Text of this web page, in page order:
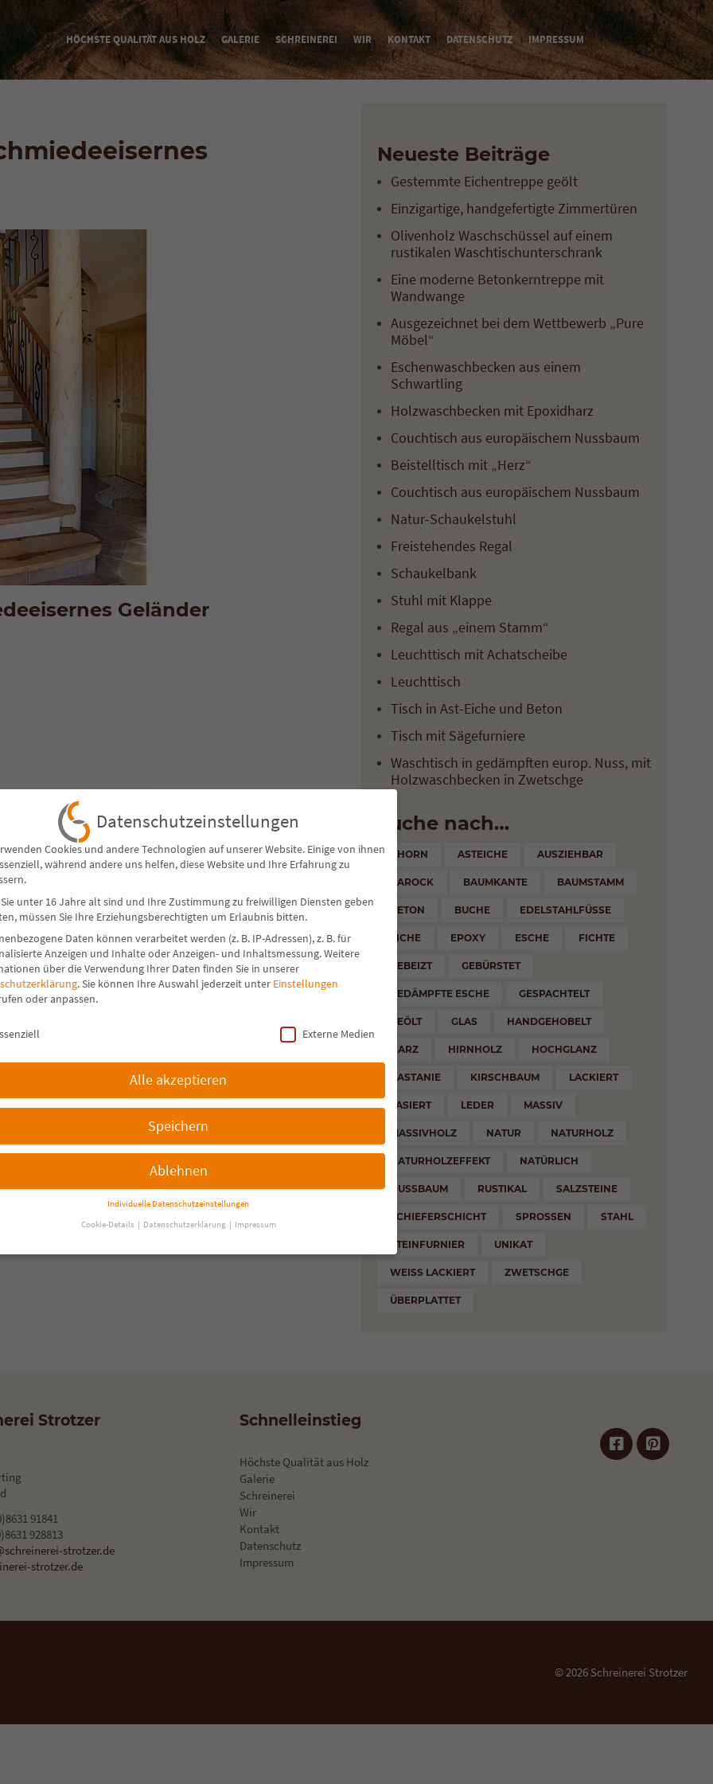
HÖCHSTE QUALITÄT AUS HOLZ GALERIE SCHREINEREI WIR KONTAKT DATENSCHUTZ IMPRESSUM
Geländer
Neueste Beiträge
Gestemmte Eichentreppe geölt
Einzigartige, handgefertigte Zimmertüren
Olivenholz Waschschüssel auf einem
rustikalen Waschtischunterschrank
Eine moderne Betonkerntreppe mit
Wandwange
Ausgezeichnet bei dem Wettbewerb „Pure
Möbel“
Eschenwaschbecken aus einem
Schwartling
Holzwaschbecken mit Epoxidharz
Couchtisch aus europäischem Nussbaum
Beistelltisch mit „Herz“
Couchtisch aus europäischem Nussbaum
Natur-Schaukelstuhl
Freistehendes Regal
Schaukelbank
Stuhl mit Klappe
Regal aus „einem Stamm“
Leuchttisch mit Achatscheibe
Leuchttisch
Tisch in Ast-Eiche und Beton
Tisch mit Sägefurniere
Waschtisch in gedämpften europ. Nuss, mit
Holzwaschbecken in Zwetschge
Suche nach…
AHORN ASTEICHE AUSZIEHBAR
BAROCK BAUMKANTE BAUMSTAMM
BETON BUCHE EDELSTAHLFÜSSE
EICHE EPOXY ESCHE FICHTE
GEBEIZT GEBÜRSTET
GEDÄMPFTE ESCHE GESPACHTELT
GEÖLT GLAS HANDGEHOBELT
HARZ HIRNHOLZ HOCHGLANZ
KASTANIE KIRSCHBAUM LACKIERT
LASIERT LEDER MASSIV
MASSIVHOLZ NATUR NATURHOLZ
NATURHOLZEFFEKT NATÜRLICH
NUSSBAUM RUSTIKAL SALZSTEINE
SCHIEFERSCHICHT SPROSSEN STAHL
STEINFURNIER UNIKAT
WEISS LACKIERT ZWETSCHGE
ÜBERPLATTET
Strotzer
91841
928813
strotzer.de
strotzer.de
Schnelleinstieg
Höchste Qualität aus Holz
Galerie
Schreinerei
Wir
Kontakt
Datenschutz
Impressum
© 2026 Schreinerei Strotzer
Datenschutzeinstellungen
Cookies und andere Technologien auf unserer Website. Einige von ihnen
während andere uns helfen, diese Website und Ihre Erfahrung zu
unter 16 Jahre alt sind und Ihre Zustimmung zu freiwilligen Diensten geben
müssen Sie Ihre Erziehungsberechtigten um Erlaubnis bitten.
Daten können verarbeitet werden (z. B. IP-Adressen), z. B. für
Anzeigen und Inhalte oder Anzeigen- und Inhaltsmessung.Weitere
über die Verwendung Ihrer Daten finden Sie in unserer
.Sie können Ihre Auswahl jederzeit unter Einstellungen
oder anpassen.
Externe Medien
Alle akzeptieren
Speichern
Ablehnen
Individuelle Datenschutzeinstellungen
Cookie-Details
Datenschutzerklärung Impressum
Datenschutzeinstellungen
zu ganzen Kategorien geben oder sich weitere Informationen anzeigen
akzeptieren
(1)
Cookies ermöglichen grundlegende Funktionen und sind für die einwandfreie Funktion
erforderlich.